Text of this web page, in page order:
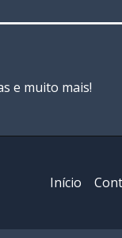
e muito mais!
Início